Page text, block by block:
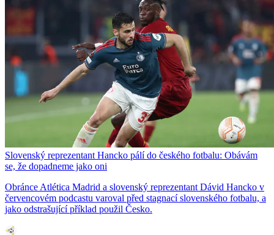
Slovenský reprezentant Hancko pálí do českého fotbalu: Obávám
se, že dopadneme jako oni
Obránce Atlética Madrid a slovenský reprezentant Dávid Hancko v
červencovém podcastu varoval před stagnací slovenského fotbalu, a
jako odstrašující příklad použil Česko.